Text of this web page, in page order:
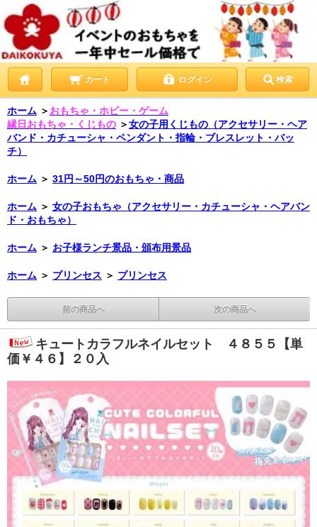
カート ログイン 検索
ホーム ＞ おもちゃ・ホビー・ゲーム
縁日おもちゃ・くじもの ＞女の子用くじもの（アクセサリー・ヘア
バンド・カチューシャ・ペンダント・指輪・ブレスレット・バッ
チ）
ホーム ＞ 31円～50円のおもちゃ・商品
ホーム ＞ 女の子おもちゃ（アクセサリー・カチューシャ・ヘアバン
ド・おもちゃ）
ホーム ＞ お子様ランチ景品・頒布用景品
ホーム ＞ プリンセス ＞ プリンセス
前の商品へ 次の商品へ
キュートカラフルネイルセット ４８５５【単
価￥４６】２０入